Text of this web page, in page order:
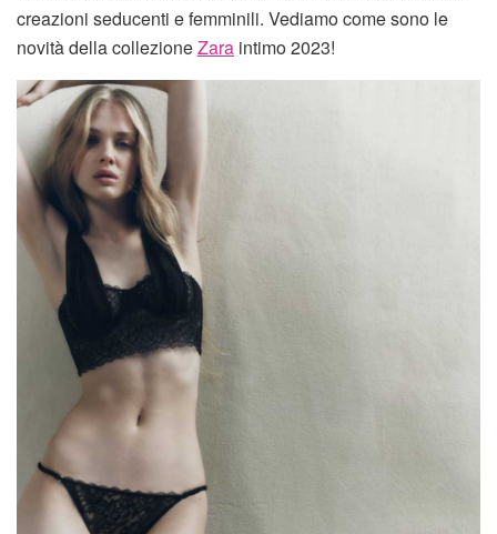
creazioni seducenti e femminili. Vediamo come sono le
novità della collezioneZara intimo 2023!